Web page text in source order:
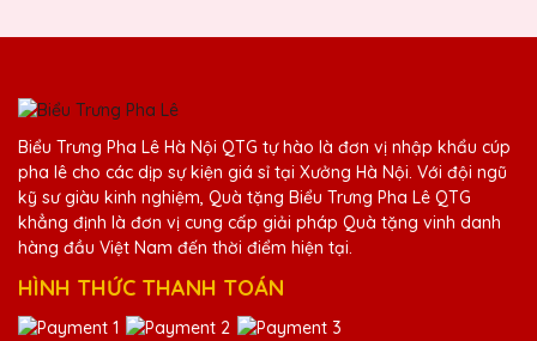
25/11/2025
Kỷ niệm chương pha lê từ Quà Tặng Pha Lê
QTG luôn làm tôi hài lòng. Thiết kế độc
đáo và chất lượng cao.
Trần Văn Hiếu
25/11/2025
Biểu Trưng Pha Lê Hà Nội QTG tự hào là đơn vị nhập khẩu cúp
pha lê cho các dịp sự kiện giá sỉ tại Xưởng Hà Nội. Với đội ngũ
kỹ sư giàu kinh nghiệm, Quà tặng Biểu Trưng Pha Lê QTG
khẳng định là đơn vị cung cấp giải pháp Quà tặng vinh danh
hàng đầu Việt Nam đến thời điểm hiện tại.
HÌNH THỨC THANH TOÁN